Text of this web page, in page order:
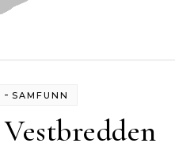
-SAMFUNN